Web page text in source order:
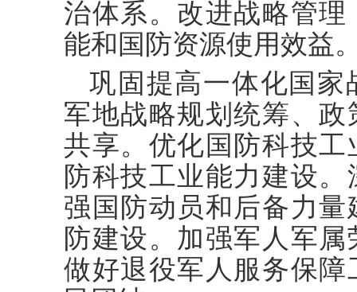
治体系。改进战略管
能和国防资源使用效益
巩固提高一体化国家
军地战略规划统筹、
共享。优化国防科技
防科技工业能力建设
强国防动员和后备力
防建设。加强军人军
做好退役军人服务保